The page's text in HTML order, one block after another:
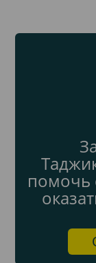
помочь